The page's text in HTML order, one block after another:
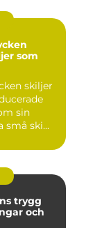
som
skiljer
sin
små ski...
och